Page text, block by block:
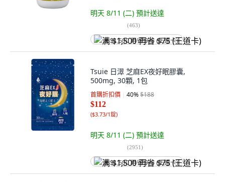
明天 8/11 (二) 預計送達
(463)
满 $1,500 再省 $75 (王道卡)
Tsuie 日濢 芝麻EX夜好眠膠囊,
500mg, 30顆, 1包
首購折扣價 40%$188
$112
($3.73/1錠)
明天 8/11 (二) 預計送達
(2951)
满 $1,500 再省 $75 (王道卡)